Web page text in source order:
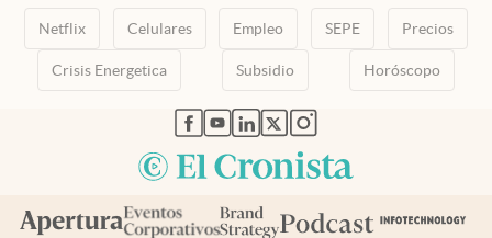
Netflix Celulares Empleo SEPE Precios
Crisis Energetica Subsidio Horóscopo
abre en nueva pestaña
abre en nueva pestaña
abre en nueva pestaña
abre en nueva pestaña
abre en nueva pestaña